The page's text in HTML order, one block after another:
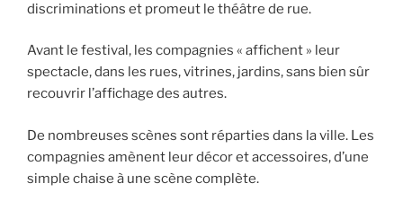
discriminations et promeut le théâtre de rue.
Avant le festival, les compagnies « affichent » leur
spectacle, dans les rues, vitrines, jardins, sans bien sûr
recouvrir l’affichage des autres.
De nombreuses scènes sont réparties dans la ville. Les
compagnies amènent leur décor et accessoires, d’une
simple chaise à une scène complète.